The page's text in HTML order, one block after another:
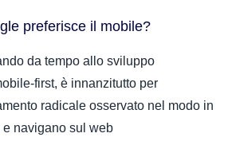
preferisce il mobile?
da tempo allo sviluppo
first, è innanzitutto per
radicale osservato nel modo in
navigano sul web